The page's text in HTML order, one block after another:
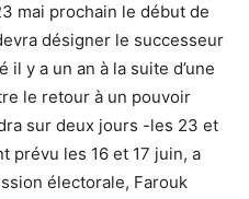
mai prochain le début de
désigner le successeur
y a un an à la suite d’une
le retour à un pouvoir
sur deux jours -les 23 et
prévu les 16 et 17 juin, a
électorale, Farouk